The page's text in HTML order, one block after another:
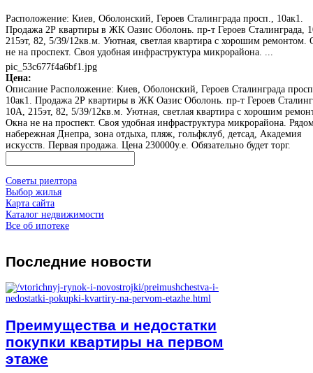
Расположение: Киев, Оболонский, Героев Сталинграда просп., 10ак1.
Продажа 2Р квартиры в ЖК Оазис Оболонь. пр-т Героев Сталинграда,
215эт, 82, 5/39/12кв.м. Уютная, светлая квартира с хорошим ремонтом.
не на проспект. Своя удобная инфраструктура микрорайона. ...
pic_53c677f4a6bf1.jpg
Цена:
Описание Расположение: Киев, Оболонский, Героев Сталинграда просп.,
10ак1. Продажа 2Р квартиры в ЖК Оазис Оболонь. пр-т Героев
10А, 215эт, 82, 5/39/12кв.м. Уютная, светлая квартира с хорошим
Окна не на проспект. Своя удобная инфраструктура микрорайона.
набережная Днепра, зона отдыха, пляж, гольфклуб, детсад, Академия
искусств. Первая продажа. Цена 230000у.е. Обязательно будет торг.
Советы риелтора
Выбор жилья
Карта сайта
Каталог недвижимости
Все об ипотеке
Последние новости
Преимущества и недостатки
покупки квартиры на первом
этаже